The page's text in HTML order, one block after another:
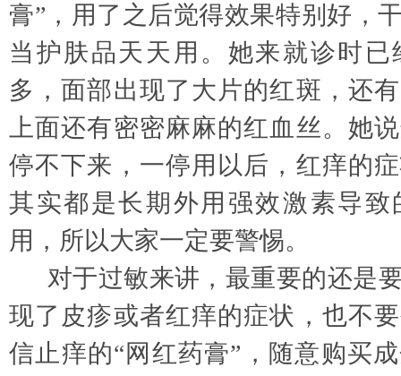
膏”，用了之后觉得效果特别好，
当护肤品天天用。她来就诊时已
多，面部出现了大片的红斑，还
上面还有密密麻麻的红血丝。她
停不下来，一停用以后，红痒的
其实都是长期外用强效激素导致
用，所以大家一定要警惕。
对于过敏来讲，最重要的还是
现了皮疹或者红痒的症状，也不
信止痒的“网红药膏”，随意购买